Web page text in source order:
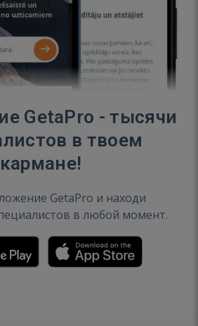
GetaPro - тысячи
в твоем
кармане!
GetaPro и находи
в любой момент.